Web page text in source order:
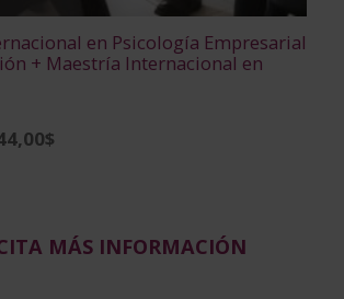
en Psicología Empresarial
+ Maestría Internacional en
$El
744,00$.
MÁS INFORMACIÓN